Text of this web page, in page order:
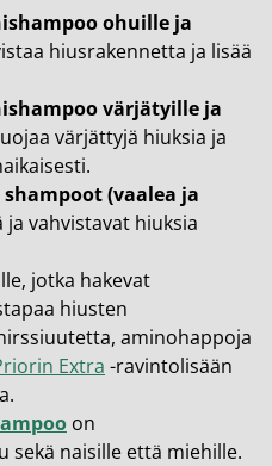
ohuille ja
hiusrakennetta ja lisää
värjätyille ja
värjättyjä hiuksia ja
(vaalea ja
ja vahvistavat hiuksia
jotka hakevat
hiusten
aminohappoja
Extra -ravintolisään
on
sekä naisille että miehille.